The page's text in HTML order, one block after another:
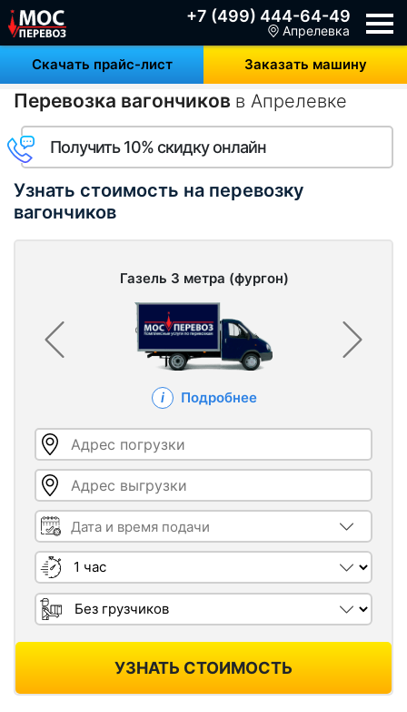
+7 (499) 444-64-49
Скачать прайс-лист Заказать машину
Апрелевка
Перевозка вагончиков в Апрелевке
Получить 10% скидку онлайн
Узнать стоимость на перевозку
вагончиков
Газель 3 метра (фургон)
Подробнее
Адрес погрузки
Адрес выгрузки
Дата и время подачи
Длительность
Грузчики
УЗНАТЬ СТОИМОСТЬ